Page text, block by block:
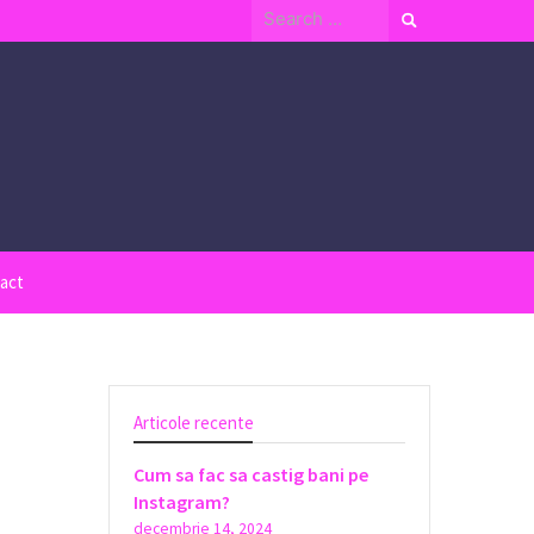
Search
for:
Articole recente
Cum sa fac sa castig bani pe
Instagram?
decembrie 14, 2024